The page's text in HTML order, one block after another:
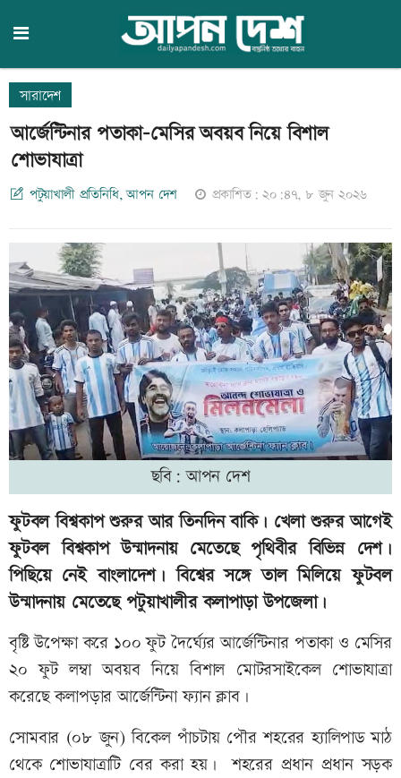
সারাদেশ
আর্জেন্টিনার পতাকা-মেসির অবয়ব নিয়ে বিশাল
শোভাযাত্রা
পটুয়াখালী প্রতিনিধি, আপন দেশ প্রকাশিত: ২০:৪৭, ৮ জুন ২০২৬
ছবি: আপন দেশ
ফুটবল বিশ্বকাপ শুরুর আর তিনদিন বাকি। খেলা শুরুর আগেই
ফুটবল বিশ্বকাপ উন্মাদনায় মেতেছে পৃথিবীর বিভিন্ন দেশ।
পিছিয়ে নেই বাংলাদেশ। বিশ্বের সঙ্গে তাল মিলিয়ে ফুটবল
উন্মাদনায় মেতেছে পটুয়াখালীর কলাপাড়া উপজেলা।
বৃষ্টি উপেক্ষা করে ১০০ ফুট দৈর্ঘ্যের আর্জেন্টিনার পতাকা ও মেসির
২০ ফুট লম্বা অবয়ব নিয়ে বিশাল মোটরসাইকেল শোভাযাত্রা
করেছে কলাপড়ার আর্জেন্টিনা ফ্যান ক্লাব।
সোমবার (০৮ জুন) বিকেল পাঁচটায় পৌর শহরের হ্যালিপাড মাঠ
থেকে শোভাযাত্রাটি বের করা হয়। শহরের প্রধান প্রধান সড়ক